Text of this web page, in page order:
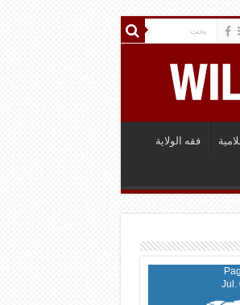
فقه الولاية
Jul.